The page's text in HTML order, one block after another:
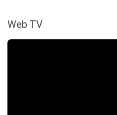
Web TV